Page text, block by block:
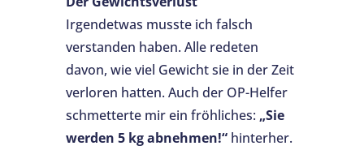
Irgendetwas musste ich falsch
verstanden haben. Alle redeten
davon, wie viel Gewicht sie in der Zeit
verloren hatten. Auch der OP-Helfer
schmetterte mir ein fröhliches: „Sie
werden 5 kg abnehmen!“hinterher.